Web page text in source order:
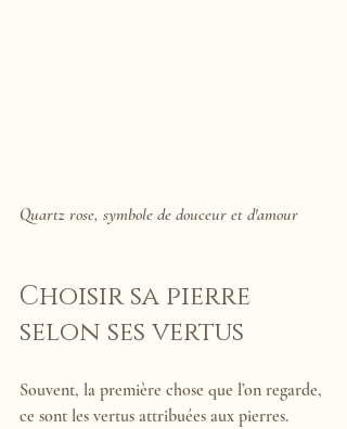
Quartz rose, symbole de douceur et d'amour
Choisir sa pierre
selon ses vertus
Souvent, la première chose que l’on regarde,
ce sont les vertus attribuées aux pierres.